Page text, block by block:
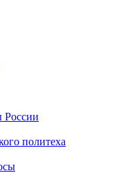
России
политеха